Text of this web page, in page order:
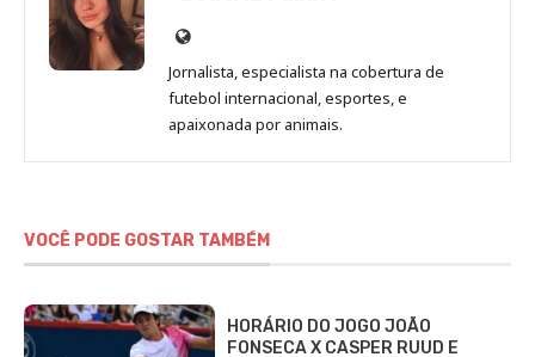
Site
de
Beatriz
Fabbri
Jornalista, especialista na cobertura de
futebol internacional, esportes, e
apaixonada por animais.
VOCÊ PODE GOSTAR TAMBÉM
HORÁRIO DO JOGO JOÃO
FONSECA X CASPER RUUD E